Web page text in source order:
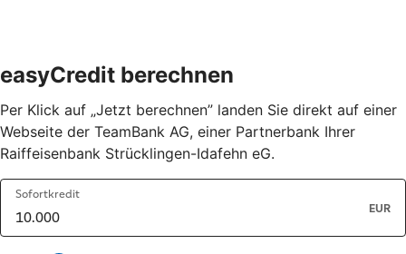
easyCredit berechnen
Per Klick auf „Jetzt berechnen” landen Sie direkt auf einer
Webseite der TeamBank AG, einer Partnerbank Ihrer
Raiffeisenbank Strücklingen-Idafehn eG.